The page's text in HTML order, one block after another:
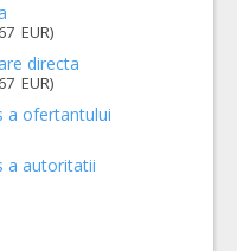
EUR)
directa
EUR)
a ofertantului
a autoritatii